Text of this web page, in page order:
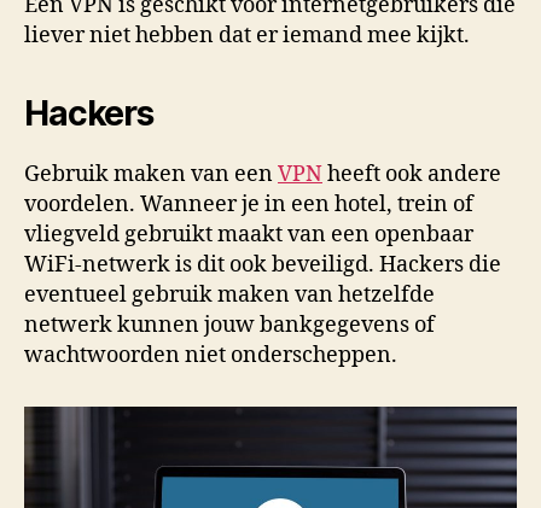
Een VPN is geschikt voor internetgebruikers die
liever niet hebben dat er iemand mee kijkt.
Hackers
Gebruik maken van eenVPNheeft ook andere
voordelen. Wanneer je in een hotel, trein of
vliegveld gebruikt maakt van een openbaar
WiFi-netwerk is dit ook beveiligd. Hackers die
eventueel gebruik maken van hetzelfde
netwerk kunnen jouw bankgegevens of
wachtwoorden niet onderscheppen.